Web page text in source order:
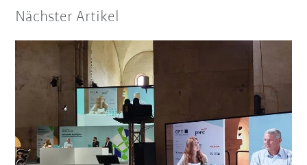
Nächster Artikel